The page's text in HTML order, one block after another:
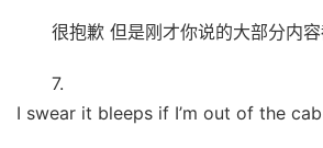
很抱歉 但是刚才你说的大部分内
7.
I swear it bleeps if I’m out of the